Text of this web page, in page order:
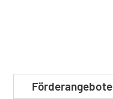
Förderangebote